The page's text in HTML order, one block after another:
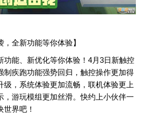
，全新功能等你体验】
功能、新优化等你体验！4月3日新触控
制疾跑功能强势回归，触控操作更加得
级，系统体验更加流畅，联机体验更上
，游玩模组更加丝滑。快约上小伙伴一
世界吧！